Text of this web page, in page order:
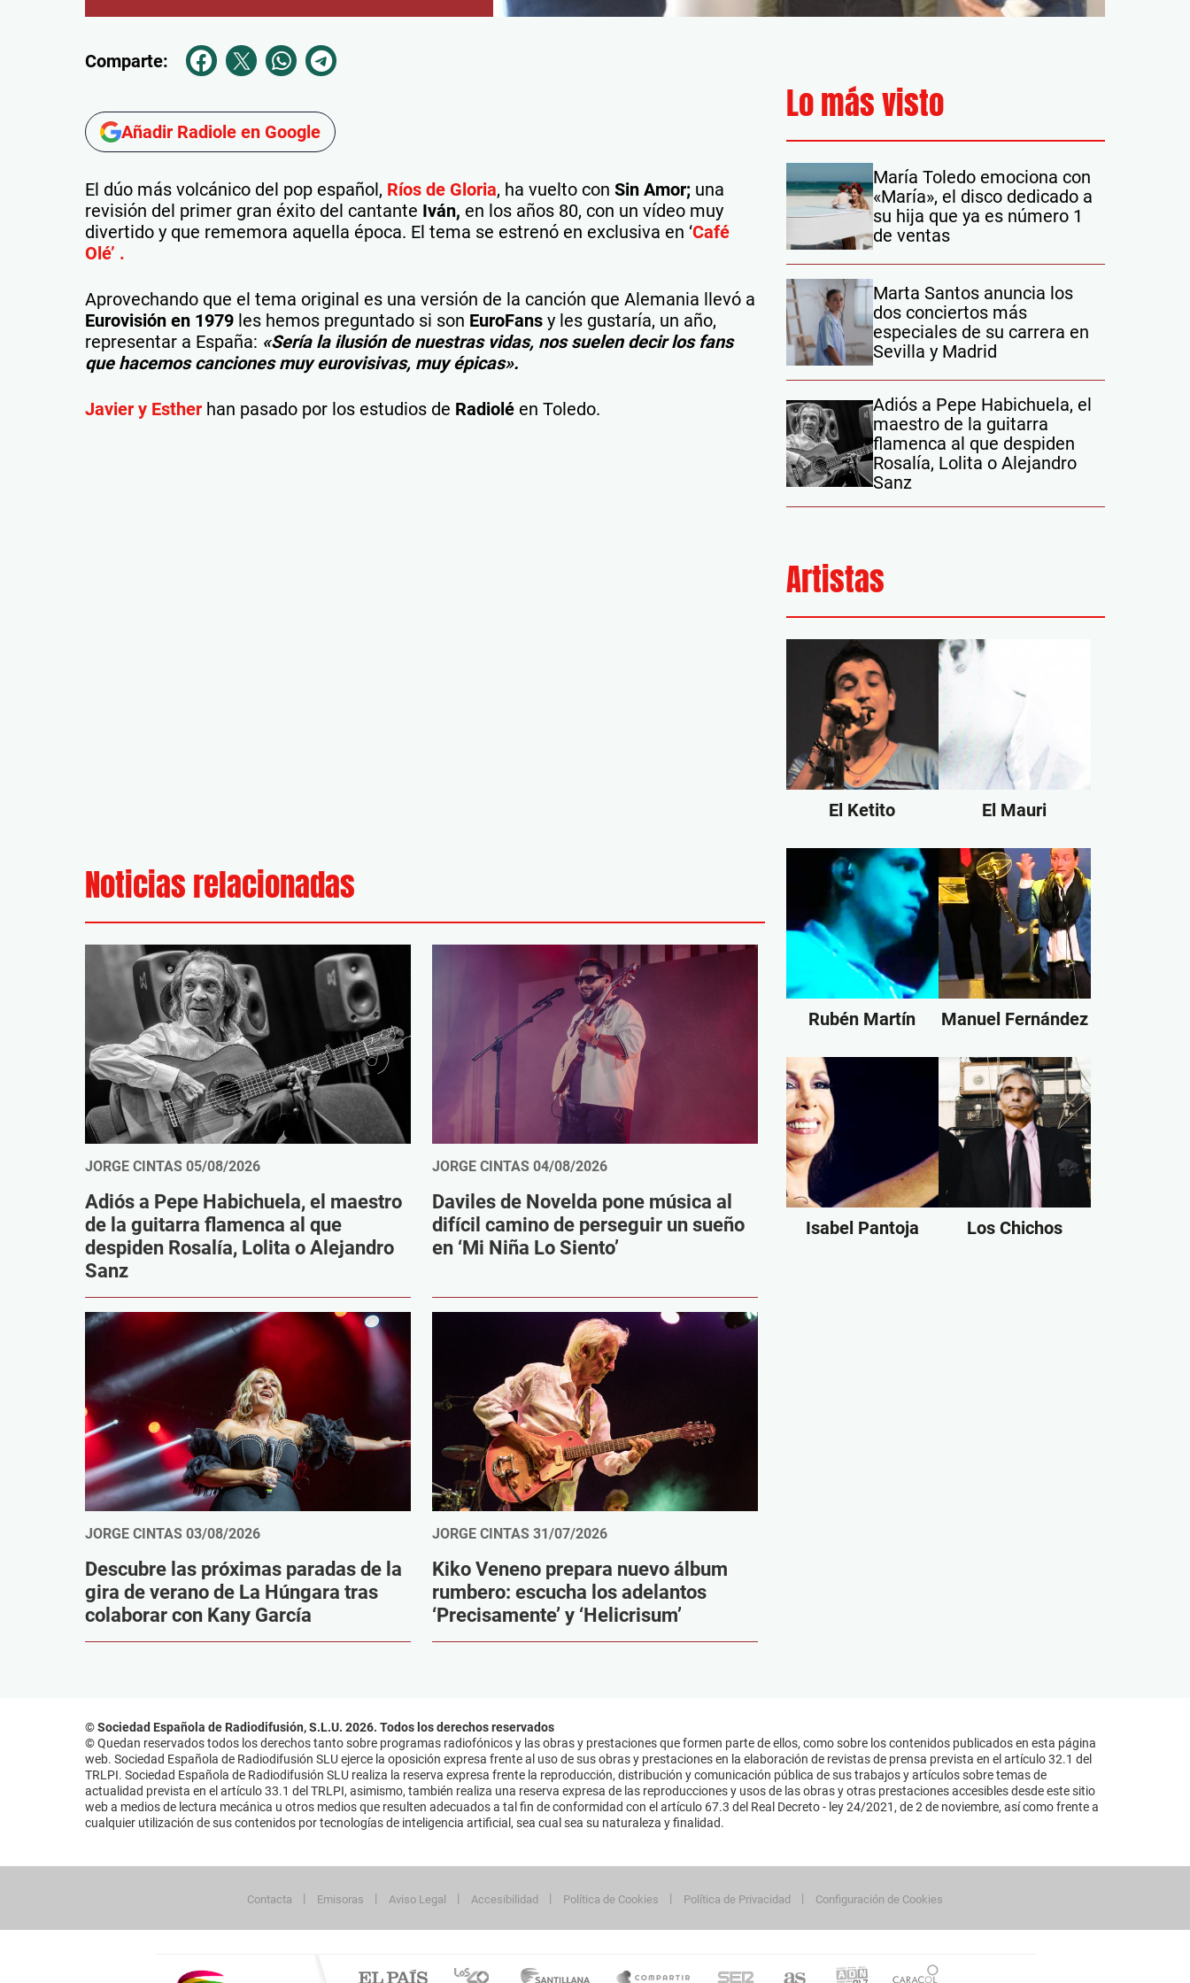
Comparte:
Añadir Radiole en Google
El dúo más volcánico del pop español, Ríos de Gloria, ha vuelto con Sin Amor; una
revisión del primer gran éxito del cantante Iván, en los años 80, con un vídeo muy
divertido y que rememora aquella época. El tema se estrenó en exclusiva en ‘Café
Olé’ .
Aprovechando que el tema original es una versión de la canción que Alemania llevó a
Eurovisión en 1979 les hemos preguntado si son EuroFans y les gustaría, un año,
representar a España: «Sería la ilusión de nuestras vidas, nos suelen decir los fans
que hacemos canciones muy eurovisivas, muy épicas».
Javier y Esther han pasado por los estudios de Radiolé en Toledo.
Noticias relacionadas
JORGE CINTAS 05/08/2026
Adiós a Pepe Habichuela, el maestro
de la guitarra flamenca al que
despiden Rosalía, Lolita o Alejandro
Sanz
JORGE CINTAS 04/08/2026
Daviles de Novelda pone música al
difícil camino de perseguir un sueño
en ‘Mi Niña Lo Siento’
JORGE CINTAS 03/08/2026
Descubre las próximas paradas de la
gira de verano de La Húngara tras
colaborar con Kany García
JORGE CINTAS 31/07/2026
Kiko Veneno prepara nuevo álbum
rumbero: escucha los adelantos
‘Precisamente’ y ‘Helicrisum’
Lo más visto
María Toledo emociona con
«María», el disco dedicado a
su hija que ya es número 1
de ventas
Marta Santos anuncia los
dos conciertos más
especiales de su carrera en
Sevilla y Madrid
Adiós a Pepe Habichuela, el
maestro de la guitarra
flamenca al que despiden
Rosalía, Lolita o Alejandro
Sanz
Artistas
El Ketito El Mauri
Rubén Martín Manuel Fernández
Isabel Pantoja Los Chichos
© Sociedad Española de Radiodifusión, S.L.U. 2026. Todos los derechos reservados
© Quedan reservados todos los derechos tanto sobre programas radiofónicos y las obras y prestaciones que formen parte de ellos, como sobre los contenidos publicados en esta página
web. Sociedad Española de Radiodifusión SLU ejerce la oposición expresa frente al uso de sus obras y prestaciones en la elaboración de revistas de prensa prevista en el artículo 32.1 del
TRLPI. Sociedad Española de Radiodifusión SLU realiza la reserva expresa frente la reproducción, distribución y comunicación pública de sus trabajos y artículos sobre temas de
actualidad prevista en el artículo 33.1 del TRLPI, asimismo, también realiza una reserva expresa de las reproducciones y usos de las obras y otras prestaciones accesibles desde este sitio
web a medios de lectura mecánica u otros medios que resulten adecuados a tal fin de conformidad con el artículo 67.3 del Real Decreto - ley 24/2021, de 2 de noviembre, así como frente a
cualquier utilización de sus contenidos por tecnologías de inteligencia artificial, sea cual sea su naturaleza y finalidad.
Contacta Emisoras Aviso Legal Accesibilidad Política de Cookies Política de Privacidad Configuración de Cookies